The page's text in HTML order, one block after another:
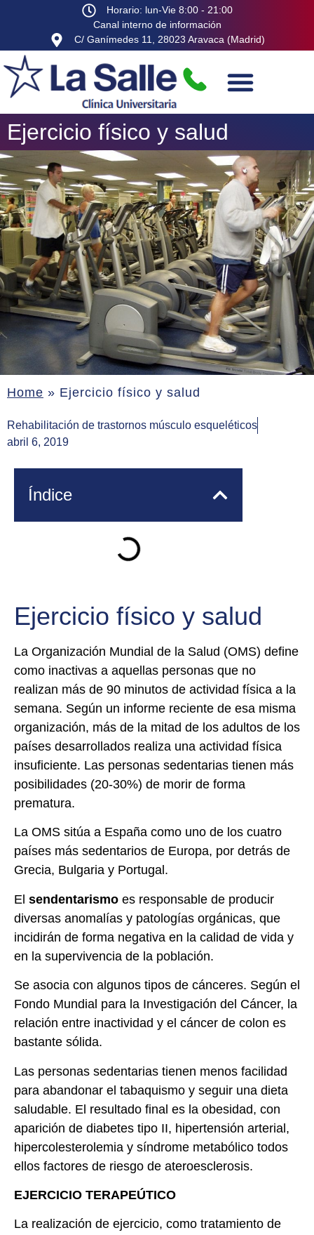
Horario: lun-Vie 8:00 - 21:00
Canal interno de información
C/ Ganímedes 11, 28023 Aravaca (Madrid)
Ejercicio físico y salud
Home » Ejercicio físico y salud
Rehabilitación de trastornos músculo esqueléticos
abril 6, 2019
Índice
Ejercicio físico y salud
La Organización Mundial de la Salud (OMS) define
como inactivas a aquellas personas que no
realizan más de 90 minutos de actividad física a la
semana. Según un informe reciente de esa misma
organización, más de la mitad de los adultos de los
países desarrollados realiza una actividad física
insuficiente. Las personas sedentarias tienen más
posibilidades (20-30%) de morir de forma
prematura.
La OMS sitúa a España como uno de los cuatro
países más sedentarios de Europa, por detrás de
Grecia, Bulgaria y Portugal.
El sendentarismo es responsable de producir
diversas anomalías y patologías orgánicas, que
incidirán de forma negativa en la calidad de vida y
en la supervivencia de la población.
Se asocia con algunos tipos de cánceres. Según el
Fondo Mundial para la Investigación del Cáncer, la
relación entre inactividad y el cáncer de colon es
bastante sólida.
Las personas sedentarias tienen menos facilidad
para abandonar el tabaquismo y seguir una dieta
saludable. El resultado final es la obesidad, con
aparición de diabetes tipo II, hipertensión arterial,
hipercolesterolemia y síndrome metabólico todos
ellos factores de riesgo de ateroesclerosis.
EJERCICIO TERAPEÚTICO
La realización de ejercicio, como tratamiento de